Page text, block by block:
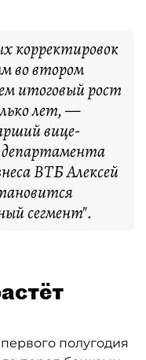
корректировок
во втором
итоговый рост
лет, —
вице-
департамента
ВТБ Алексей
сегмент".
полугодия